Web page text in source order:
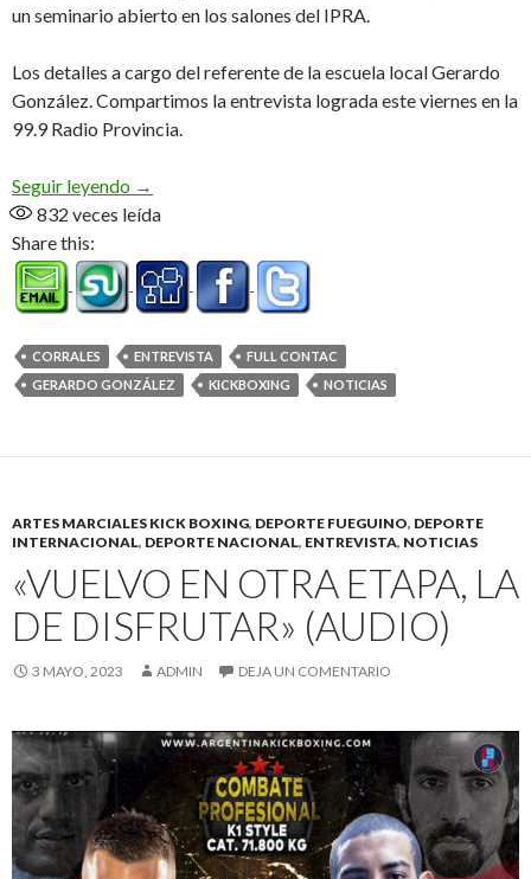
un seminario abierto en los salones del IPRA.
Los detalles a cargo del referente de la escuela local Gerardo
González. Compartimos la entrevista lograda este viernes en la
99.9 Radio Provincia.
Seguir leyendo Visita ilustre (Audio)
→
832 veces leída
Share this:
CORRALES ENTREVISTA
FULL CONTAC
GERARDO GONZÁLEZ
KICKBOXING NOTICIAS
ARTES MARCIALES KICK BOXING, DEPORTE FUEGUINO, DEPORTE
INTERNACIONAL, DEPORTE NACIONAL, ENTREVISTA, NOTICIAS
«VUELVO EN OTRA ETAPA, LA
DE DISFRUTAR» (AUDIO)
3 MAYO, 2023 ADMIN DEJA UN COMENTARIO